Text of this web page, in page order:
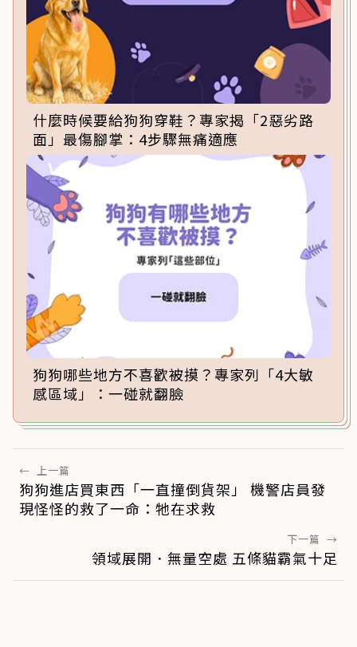
什麼時候要給狗狗穿鞋？專家揭「2惡劣路
面」最傷腳掌：4步驟無痛適應
狗狗哪些地方不喜歡被摸？專家列「4大敏
感區域」：一碰就翻臉
← 上一篇
狗狗進店買東西「一直撞倒貨架」 機警店員發
現怪怪的救了一命：牠在求救
下一篇 →
領域展開．無量空處 五條貓霸氣十足